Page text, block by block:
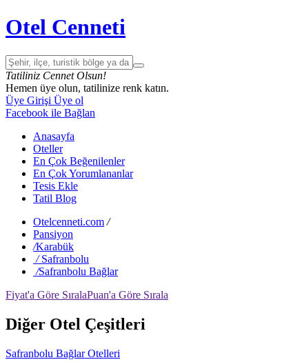
Otel Cenneti
Tatiliniz Cennet Olsun!
Hemen üye olun, tatilinize renk katın.
Üye Girişi Üye ol
Facebook ile Bağlan
Anasayfa
Oteller
En Çok Beğenilenler
En Çok Yorumlananlar
Tesis Ekle
Tatil Blog
Otelcenneti.com /
Pansiyon
/Karabük
/ Safranbolu
/Safranbolu Bağlar
Fiyat'a Göre SıralaPuan'a Göre Sırala
Diğer Otel Çeşitleri
Safranbolu Bağlar Otelleri